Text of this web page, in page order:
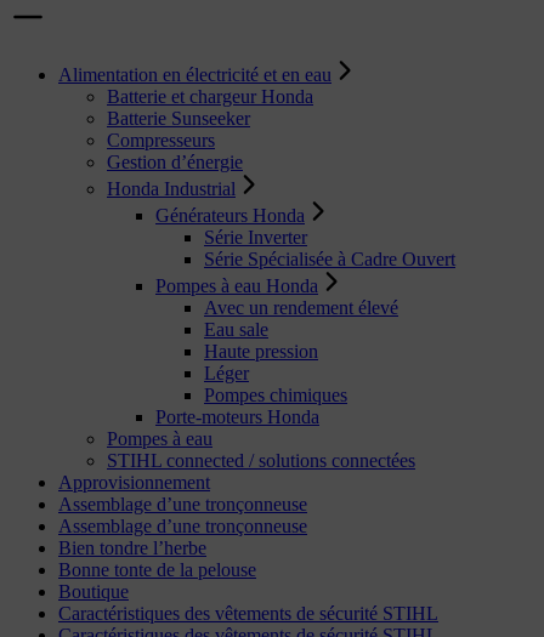
Alimentation en électricité et en eau
Batterie et chargeur Honda
Batterie Sunseeker
Compresseurs
Gestion d’énergie
Honda Industrial
Générateurs Honda
Série Inverter
Série Spécialisée à Cadre Ouvert
Pompes à eau Honda
Avec un rendement élevé
Eau sale
Haute pression
Léger
Pompes chimiques
Porte-moteurs Honda
Pompes à eau
STIHL connected / solutions connectées
Approvisionnement
Assemblage d’une tronçonneuse
Assemblage d’une tronçonneuse
Bien tondre l’herbe
Bonne tonte de la pelouse
Boutique
Caractéristiques des vêtements de sécurité STIHL